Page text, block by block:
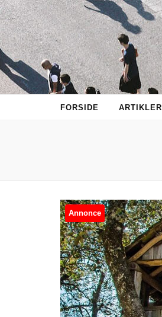
FORSIDE
Annonce